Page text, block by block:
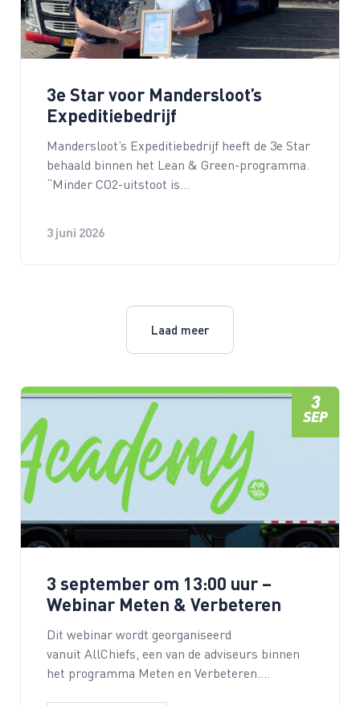
3e Star voor Mandersloot’s
Expeditiebedrijf
Mandersloot’s Expeditiebedrijf heeft de 3e Star
behaald binnen het Lean & Green-programma.
“Minder CO2-uitstoot is…
3 juni 2026
Laad meer
3 september om 13:00 uur –
Webinar Meten & Verbeteren
Dit webinar wordt georganiseerd
vanuit AllChiefs, een van de adviseurs binnen
het programma Meten en Verbeteren.…
3
SEP